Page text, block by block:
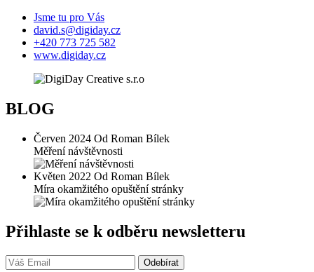
Jsme tu pro Vás
david.s@digiday.cz
+420 773 725 582
www.digiday.cz
BLOG
Červen 2024 Od Roman Bílek
Měření návštěvnosti
Květen 2022 Od Roman Bílek
Míra okamžitého opuštění stránky
Přihlaste se k odběru newsletteru